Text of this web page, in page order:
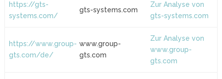
https://gts-
systems.com/
gts-systems.com
Zur Analyse von
gts-systems.com
https://www.group-
gts.com/de/
www.group-
gts.com
Zur Analyse von
www.group-
gts.com